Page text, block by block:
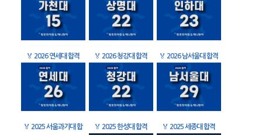
🏅 2026 연세대 합격 🏅 2026 청강대 합격 🏅 2026 남서울대 합격
🏅 2025 서울과기대 합
🏅 2025 한성대 합격 🏅 2025 세종대 합격